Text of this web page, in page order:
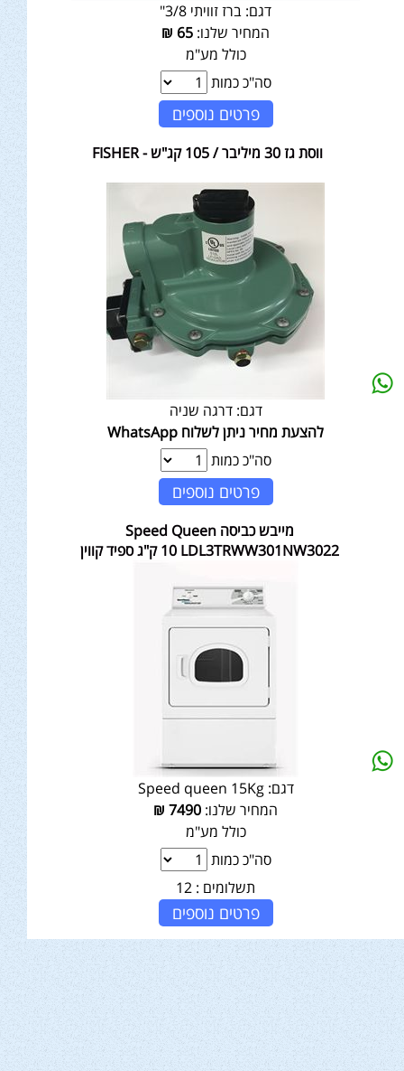
דגם: ברז זוויתי 3/8"
המחיר שלנו: 65
₪
כולל מע"מ
סה"כ כמות
פרטים נוספים
ווסת גז 30 מיליבר / 105 קג"ש - FISHER
דגם: דרגה שניה
להצעת מחיר ניתן לשלוח WhatsApp
סה"כ כמות
פרטים נוספים
מייבש כביסה Speed Queen
LDL3TRWW301NW3022 ‏10 ‏ק"ג ספיד קווין
דגם: Speed queen 15Kg
המחיר שלנו: 7490
₪
כולל מע"מ
סה"כ כמות
תשלומים : 12
פרטים נוספים